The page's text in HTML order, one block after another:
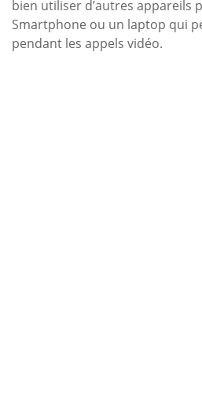
bien utiliser d’autres appareils
Smartphone ou un laptop qui
pendant les appels vidéo.